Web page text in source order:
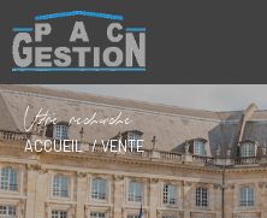
Vore recece
ACCUEIL VENTE